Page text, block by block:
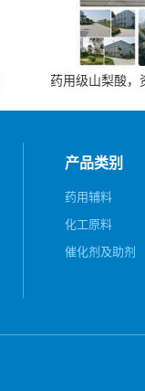
药用级山梨酸，
产品类别
药用辅料
化工原料
催化剂及助剂